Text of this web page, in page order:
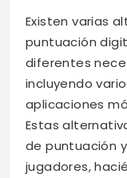
Existen varias
puntuación
diferentes
incluyendo
aplicaciones
Estas
de puntuación
jugadores,